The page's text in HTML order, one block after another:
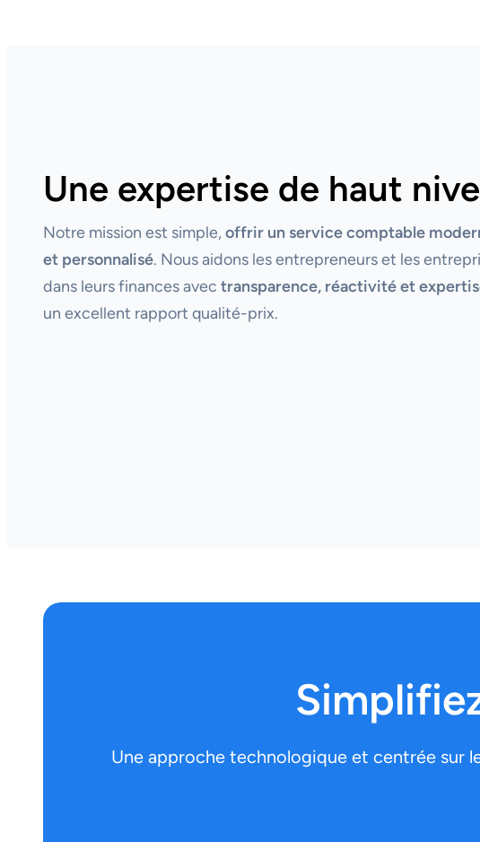
Une expertise de haut
Notre mission est simple,offrir un service comptable
et personnalisé. Nous aidons les entrepreneurs et les
dans leurs finances avec transparence, réactivité et
un excellent rapport qualité-prix.
Une approche technologique et centrée sur